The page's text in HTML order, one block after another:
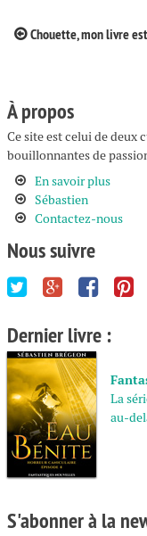
PostChouette, mon livre
À propos
Ce site est celui de deux
bouillonnantes de
En savoir plus
Sébastien
Contactez-nous
Nous suivre
Dernier livre :
La
au-
S'abonner à la